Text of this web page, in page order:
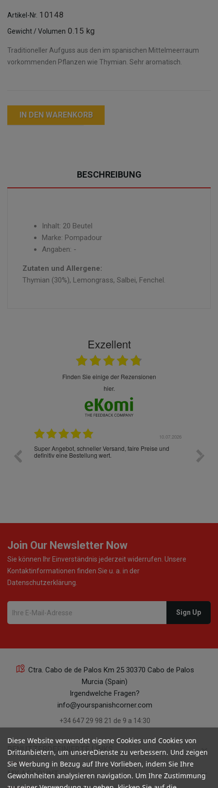
Artikel-Nr. 10148
Gewicht / Volumen 0.15 kg
Traditioneller Aufguss aus den im spanischen Mittelmeerraum
vorkommenden Pflanzen wie Thymian. Sehr aromatisch.
IN DEN WARENKORB
BESCHREIBUNG
Inhalt: 20 Beutel
Marke: Pompadour
Angaben: -
Zutaten und Allergene:
Thymian (30%), Lemongrass, Salbei, Fenchel.
Exzellent
finden Sie einige der Rezensionen
hier.
10.07.2026
Super Angebot, schneller Versand, faire Preise und
definitiv eine Bestellung wert.
Ich habe
muss
Join Our Newsletter Now
Sie können Ihr Einverständnis jederzeit widerrufen. Unsere
Kontaktinformationen finden Sie u. a. in der
Datenschutzerklärung.
Ctra. Cabo de de Palos Km 25 30370 Cabo de Palos
Murcia (Spain)
Irgendwelche Fragen?
info@yourspanishcorner.com
+34 647 29 98 21 de 9 a 14:30
BENUTZERDEFINIERTE LINKS keyboard_arrow_down
MY ACCOUNT keyboard_arrow_down
Diese Website verwendet eigene Cookies und Cookies von
Drittanbietern, um unsereDienste zu verbessern. Und zeigen
Sie Werbung in Bezug auf Ihre Vorlieben, indem Sie Ihre
Gewohnheiten analysieren navigation. Um Ihre Zustimmung